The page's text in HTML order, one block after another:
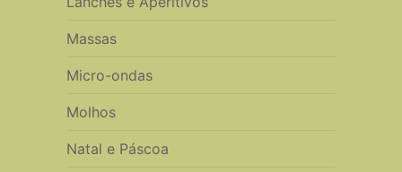
Massas
Micro-ondas
Molhos
Natal e Páscoa